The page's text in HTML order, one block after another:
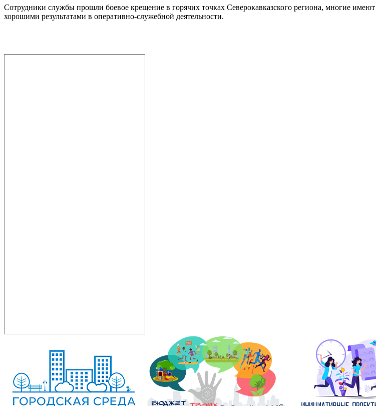
Сотрудники службы прошли боевое крещение в горячих точках Северокавказского региона, многие
хорошими результатами в оперативно-служебной деятельности.